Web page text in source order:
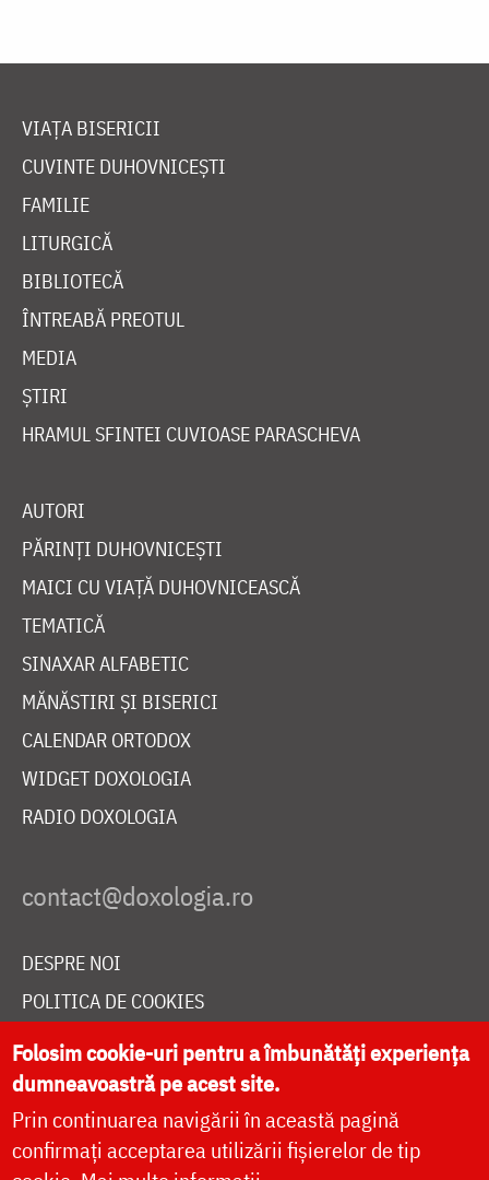
VIAȚA BISERICII
CUVINTE DUHOVNICEȘTI
FAMILIE
LITURGICĂ
BIBLIOTECĂ
ÎNTREABĂ PREOTUL
MEDIA
ȘTIRI
HRAMUL SFINTEI CUVIOASE PARASCHEVA
AUTORI
PĂRINȚI DUHOVNICEȘTI
MAICI CU VIAȚĂ DUHOVNICEASCĂ
TEMATICĂ
SINAXAR ALFABETIC
MĂNĂSTIRI ȘI BISERICI
CALENDAR ORTODOX
WIDGET DOXOLOGIA
RADIO DOXOLOGIA
DESPRE NOI
POLITICA DE COOKIES
DONEAZĂ ONLINE PENTRU CATEDRALA NAȚIONALĂ
LIVE
Folosim cookie-uri pentru a îmbunătăți experiența
dumneavoastră pe acest site.
Prin continuarea navigării în această pagină
confirmați acceptarea utilizării fișierelor de tip